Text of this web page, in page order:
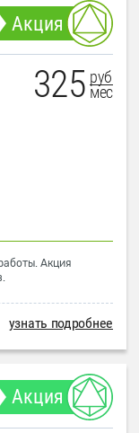
Акция
325 руб
мес
Акция
узнать подробнее
Акция